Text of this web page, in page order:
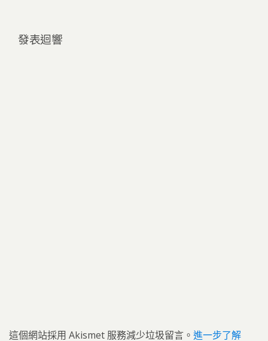
發表迴響
這個網站採用 Akismet 服務減少垃圾留言。 進一步了解